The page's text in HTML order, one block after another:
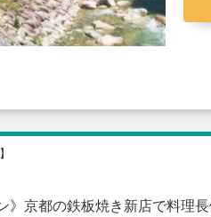
》京都の鉄板焼き新店で料理長